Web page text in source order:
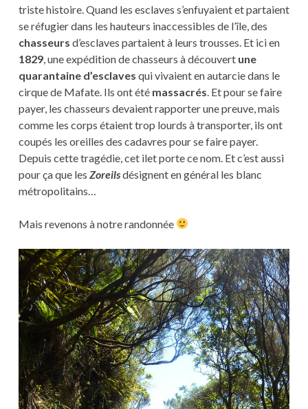
triste histoire. Quand les esclaves s’enfuyaient et partaient
se réfugier dans les hauteurs inaccessibles de l’île, des
chasseurs d’esclaves partaient à leurs trousses. Et ici en
1829, une expédition de chasseurs à découvert une
quarantaine d’esclaves qui vivaient en autarcie dans le
cirque de Mafate. Ils ont été massacrés . Et pour se faire
payer, les chasseurs devaient rapporter une preuve, mais
comme les corps étaient trop lourds à transporter, ils ont
coupés les oreilles des cadavres pour se faire payer.
Depuis cette tragédie, cet ilet porte ce nom. Et c’est aussi
pour ça que les Zoreilsdésignent en général les blanc
métropolitains…
Mais revenons à notre randonnée